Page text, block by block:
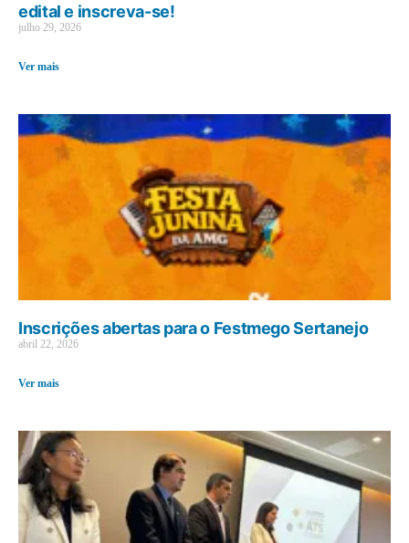
edital e inscreva-se!
julho 29, 2026
Ver mais
Inscrições abertas para o Festmego Sertanejo
abril 22, 2026
Ver mais